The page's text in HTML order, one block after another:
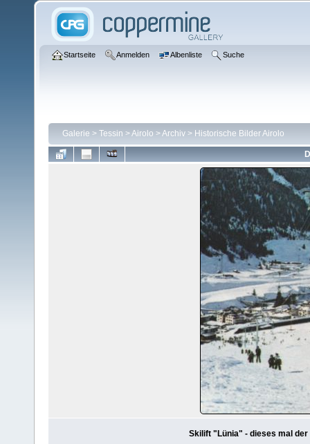
Startseite Anmelden Albenliste Suche
Galerie > Tessin >Airolo >Archiv > Historische Bilder Airolo
Skilift "Lünia" - dieses mal